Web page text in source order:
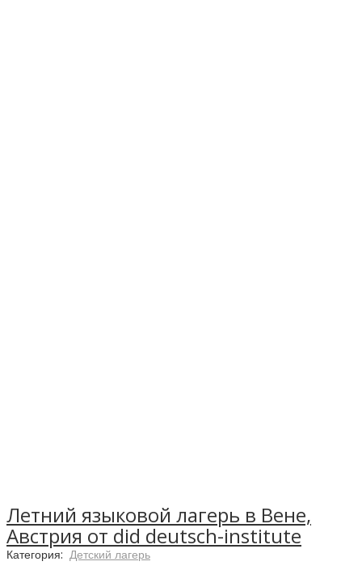
Летний языковой лагерь в Вене,
Австрия от did deutsch-institute
Категория: Детский лагерь